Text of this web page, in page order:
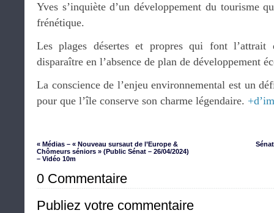
Yves s’inquiète d’un développement du tourisme
frénétique.
Les plages désertes et propres qui font l’attrait
disparaître en l’absence de plan de développement
La conscience de l’enjeu environnemental est un
pour que l’île conserve son charme légendaire.
« Médias – « Nouveau sursaut de l’Europe &
Chômeurs séniors » (Public Sénat – 26/04/2024)
– Vidéo 10m
0 Commentaire
Publiez votre commentaire